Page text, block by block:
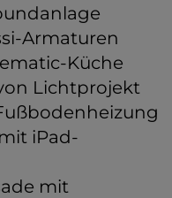
Armaturen
Küche
Lichtprojekt
iPad-
mit